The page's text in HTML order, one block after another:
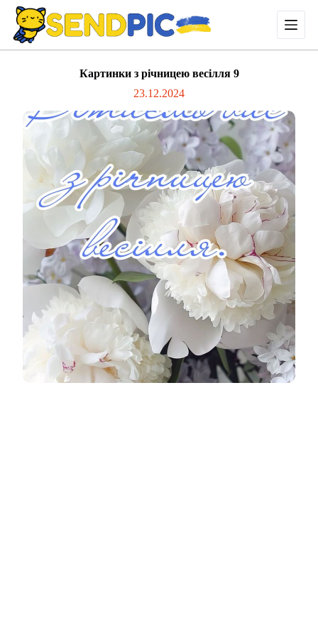
П
е
р
е
Картинки з річницею весілля 9
23.12.2024